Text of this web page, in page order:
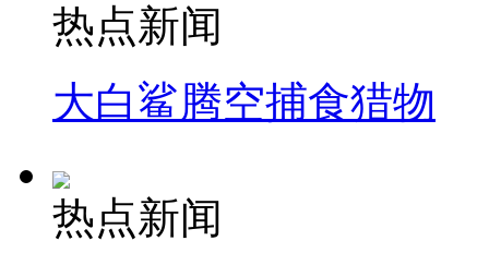
热点新闻
大白鲨腾空捕食猎物
热点新闻